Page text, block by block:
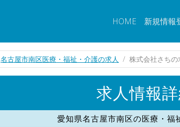
HOME 新規情報
名古屋市南区医療・福祉・介護の求人 株式会社さちの
求人情報
愛知県名古屋市南区の医療・福